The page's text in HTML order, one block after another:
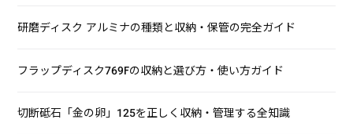
研磨ディスク アルミナの種類と収納・保管の完全ガイド
フラップディスク769Fの収納と選び方・使い方ガイド
切断砥石「金の卵」125を正しく収納・管理する全知識